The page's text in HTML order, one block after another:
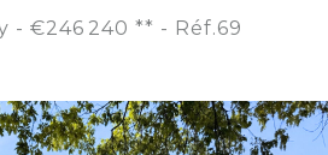
- €246 240 ** - Réf.69